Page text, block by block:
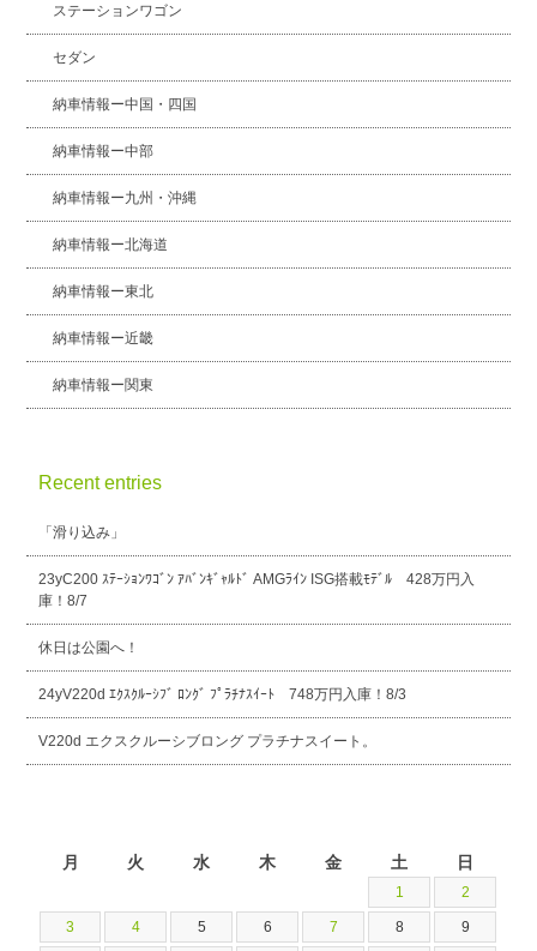
ステーションワゴン
セダン
納車情報ー中国・四国
納車情報ー中部
納車情報ー九州・沖縄
納車情報ー北海道
納車情報ー東北
納車情報ー近畿
納車情報ー関東
Recent entries
「滑り込み」
23yC200 ｽﾃｰｼｮﾝﾜｺﾞﾝ ｱﾊﾞﾝｷﾞｬﾙﾄﾞ AMGﾗｲﾝ ISG搭載ﾓﾃﾞﾙ 428万円入
庫！8/7
休日は公園へ！
24yV220d ｴｸｽｸﾙｰｼﾌﾞ ﾛﾝｸﾞ ﾌﾟﾗﾁﾅｽｲｰﾄ 748万円入庫！8/3
V220d エクスクルーシブロング プラチナスイート。
月 火 水 木 金 土 日
1 2
3 4 5 6 7 8 9